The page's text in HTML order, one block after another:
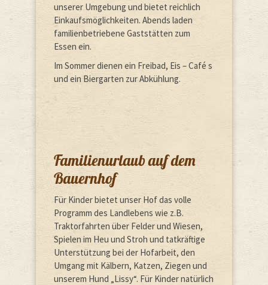
unserer Umgebung und bietet reichlich
Einkaufsmöglichkeiten. Abends laden
familienbetriebene Gaststätten zum
Essen ein.
Im Sommer dienen ein Freibad, Eis – Café s
und ein Biergarten zur Abkühlung.
Familienurlaub auf dem
Bauernhof
Für Kinder bietet unser Hof das volle
Programm des Landlebens wie z.B.
Traktorfahrten über Felder und Wiesen,
Spielen im Heu und Stroh und tatkräftige
Unterstützung bei der Hofarbeit, den
Umgang mit Kälbern, Katzen, Ziegen und
unserem Hund „Lissy“. Für Kinder natürlich